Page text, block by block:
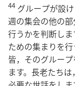
44 グループが設
週の集会の他の
行うかを判断し
ための集まりを
皆，そのグルー
ます。長老たち